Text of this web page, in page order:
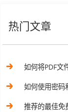
热门文章
如何将PDF文
如何使用密码
推荐的最佳免